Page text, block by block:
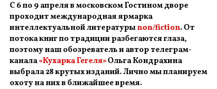
С 6 по 9 апреля в московском Гостином дворе
проходит международная ярмарка
интеллектуальной литературыnon/fiction. От
потока книг по традиции разбегаются глаза,
поэтому наш обозреватель и автор телеграм-
канала«Кухарка Гегеля»Ольга Кондрахина
выбрала 28 крутых изданий. Лично мы планируем
охоту на них в ближайшее время.